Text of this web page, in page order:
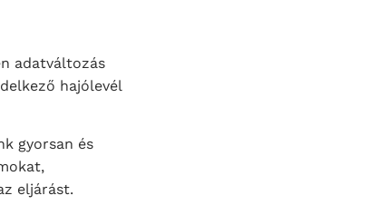
adatváltozás
hajólevél
gyorsan és
eljárást.